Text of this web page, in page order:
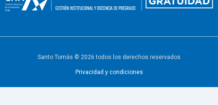
Santo Tomás © 2026 todos los derechos reservados
Privacidad y condiciones